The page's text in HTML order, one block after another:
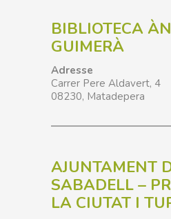
BIBLIOTECA
GUIMERÀ
Adresse
Carrer Pere Aldavert, 4
08230, Matadepera
AJUNTAMENT
SABADELL –
LA CIUTAT I